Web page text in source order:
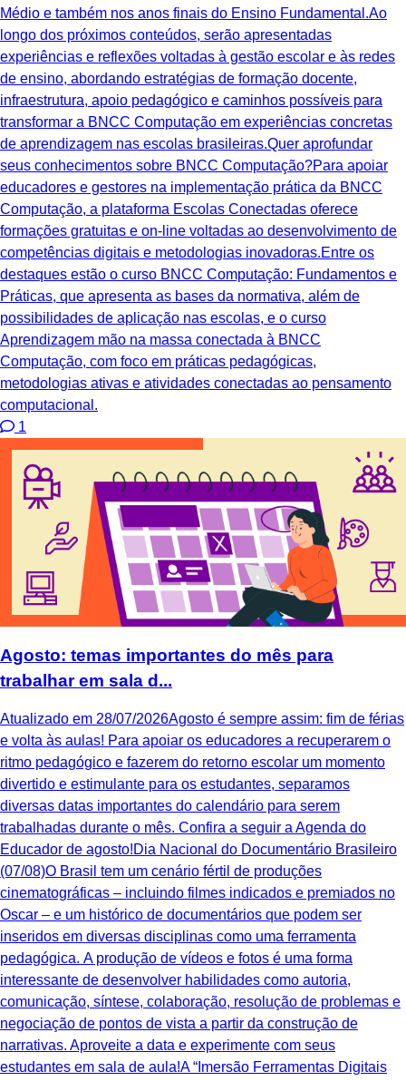
Médio e também nos anos finais do Ensino Fundamental.Ao
longo dos próximos conteúdos, serão apresentadas
experiências e reflexões voltadas à gestão escolar e às redes
de ensino, abordando estratégias de formação docente,
infraestrutura, apoio pedagógico e caminhos possíveis para
transformar a BNCC Computação em experiências concretas
de aprendizagem nas escolas brasileiras.Quer aprofundar
seus conhecimentos sobre BNCC Computação?Para apoiar
educadores e gestores na implementação prática da BNCC
Computação, a plataforma Escolas Conectadas oferece
formações gratuitas e on-line voltadas ao desenvolvimento de
competências digitais e metodologias inovadoras.Entre os
destaques estão o curso BNCC Computação: Fundamentos e
Práticas, que apresenta as bases da normativa, além de
possibilidades de aplicação nas escolas, e o curso
Aprendizagem mão na massa conectada à BNCC
Computação, com foco em práticas pedagógicas,
metodologias ativas e atividades conectadas ao pensamento
computacional.
1
Agosto: temas importantes do mês para
trabalhar em sala d...
Atualizado em 28/07/2026Agosto é sempre assim: fim de férias
e volta às aulas! Para apoiar os educadores a recuperarem o
ritmo pedagógico e fazerem do retorno escolar um momento
divertido e estimulante para os estudantes, separamos
diversas datas importantes do calendário para serem
trabalhadas durante o mês. Confira a seguir a Agenda do
Educador de agosto!Dia Nacional do Documentário Brasileiro
(07/08)O Brasil tem um cenário fértil de produções
cinematográficas – incluindo filmes indicados e premiados no
Oscar – e um histórico de documentários que podem ser
inseridos em diversas disciplinas como uma ferramenta
pedagógica. A produção de vídeos e fotos é uma forma
interessante de desenvolver habilidades como autoria,
comunicação, síntese, colaboração, resolução de problemas e
negociação de pontos de vista a partir da construção de
narrativas. Aproveite a data e experimente com seus
estudantes em sala de aula!A “Imersão Ferramentas Digitais